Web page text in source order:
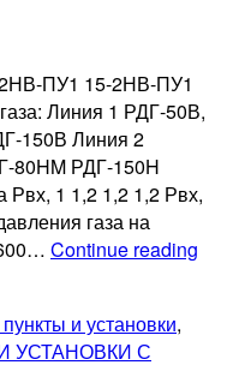
2НВ-ПУ1 15-2НВ-ПУ1
Линия 1 РДГ-50В,
150В Линия 2
80HM РДГ-150H
1 1,2 1,2 1,2 Рвх,
газа на
Continue reading
и установки,
УСТАНОВКИ С